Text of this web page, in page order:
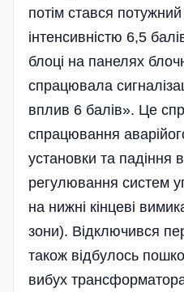
потім стався
інтенсивністю 6,5
блоці на панелях
спрацювала
вплив 6 балів». Це
спрацювання
установки та падіння
регулювання систем
на нижні кінцеві
зони). Відключився
також відбулось
вибух